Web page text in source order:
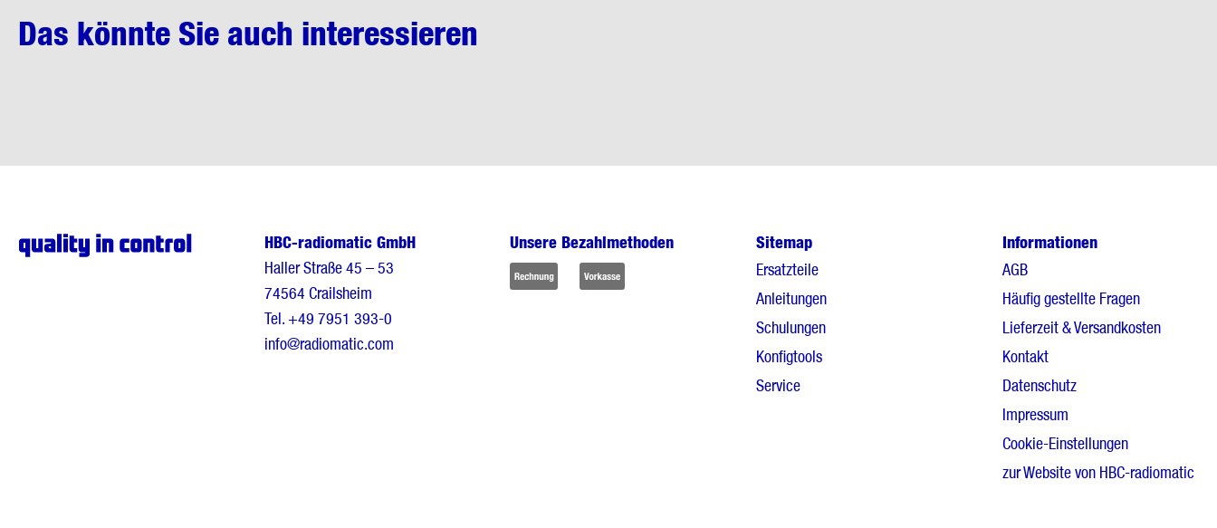
Das könnte Sie auch interessieren
HBC-radiomatic GmbH
Haller Straße 45 – 53
74564 Crailsheim
Tel.+49 7951 393-0
info@radiomatic.com
Unsere Bezahlmethoden
Sitemap
Ersatzteile
Anleitungen
Schulungen
Konfigtools
Service
Informationen
AGB
Häufig gestellte Fragen
Lieferzeit & Versandkosten
Kontakt
Datenschutz
Impressum
Cookie-Einstellungen
zur Website von HBC-radiomatic